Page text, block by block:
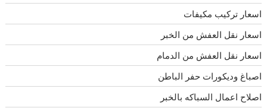
اسعار تركيب مكيفات
اسعار نقل العفش من الخبر
اسعار نقل العفش من الدمام
اصباغ وديكورات حفر الباطن
اصلاح اعمال السباكه بالخبر